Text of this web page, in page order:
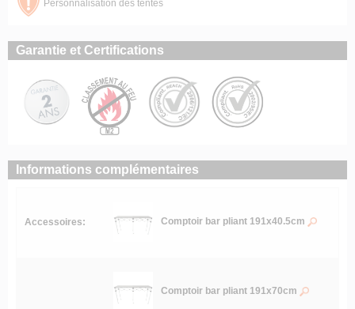
Personnalisation des tentes
Garantie et Certifications
Informations complémentaires
Accessoires: Comptoir bar pliant 191x40.5cm
Comptoir bar pliant 191x70cm